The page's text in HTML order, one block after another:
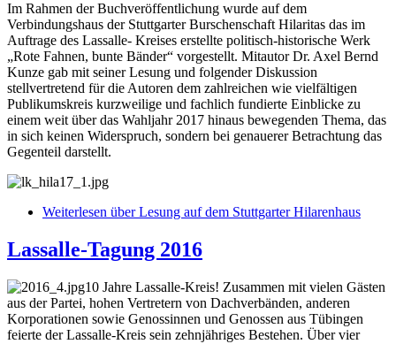
Im Rahmen der Buchveröffentlichung wurde auf dem
Verbindungshaus der Stuttgarter Burschenschaft Hilaritas das im
Auftrage des Lassalle- Kreises erstellte politisch-historische Werk
„Rote Fahnen, bunte Bänder“ vorgestellt. Mitautor Dr. Axel Bernd
Kunze gab mit seiner Lesung und folgender Diskussion
stellvertretend für die Autoren dem zahlreichen wie vielfältigen
Publikumskreis kurzweilige und fachlich fundierte Einblicke zu
einem weit über das Wahljahr 2017 hinaus bewegenden Thema, das
in sich keinen Widerspruch, sondern bei genauerer Betrachtung das
Gegenteil darstellt.
Weiterlesen über Lesung auf dem Stuttgarter Hilarenhaus
Lassalle-Tagung 2016
10 Jahre Lassalle-Kreis! Zusammen mit vielen Gästen
aus der Partei, hohen Vertretern von Dachverbänden, anderen
Korporationen sowie Genossinnen und Genossen aus Tübingen
feierte der Lassalle-Kreis sein zehnjähriges Bestehen. Über vier